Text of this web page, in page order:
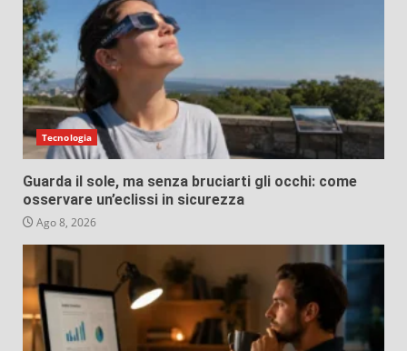
Tecnologia
Guarda il sole, ma senza bruciarti gli occhi: come
osservare un’eclissi in sicurezza
Ago 8, 2026